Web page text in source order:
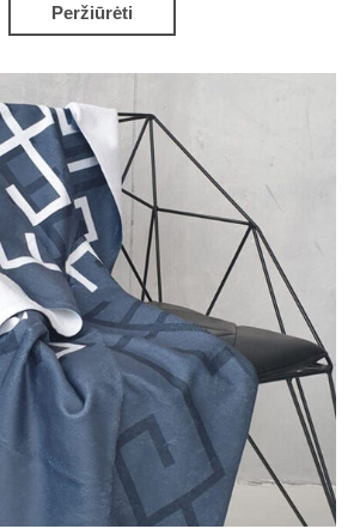
Peržiūrėti